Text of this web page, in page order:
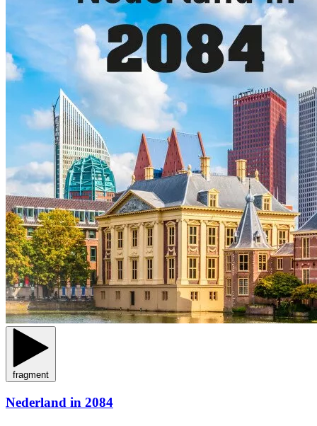
fragment
Nederland in 2084